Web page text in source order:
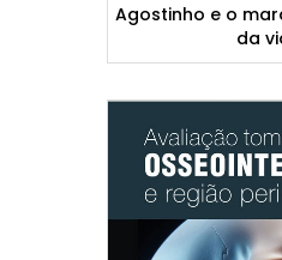
Agostinho e o
da